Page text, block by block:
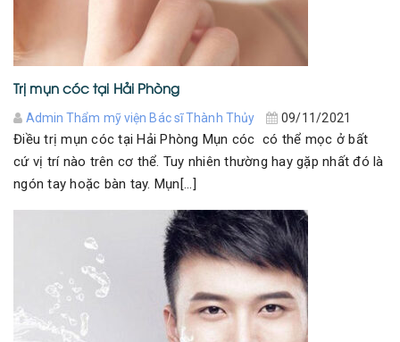
Trị mụn cóc tại Hải Phòng
Admin Thẩm mỹ viện Bác sĩ Thành Thủy 09/11/2021
Điều trị mụn cóc tại Hải Phòng Mụn cóc có thể mọc ở bất
cứ vị trí nào trên cơ thể. Tuy nhiên thường hay gặp nhất đó là
ngón tay hoặc bàn tay. Mụn[...]